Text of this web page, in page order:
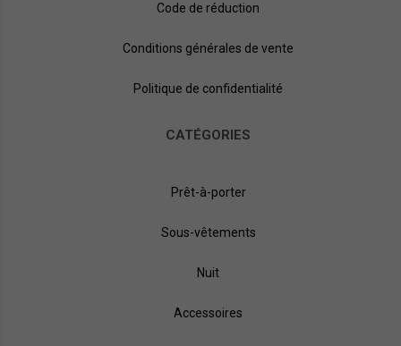
Code de réduction
Conditions générales de vente
Politique de confidentialité
CATÉGORIES
Prêt-à-porter
Sous-vêtements
Nuit
Accessoires